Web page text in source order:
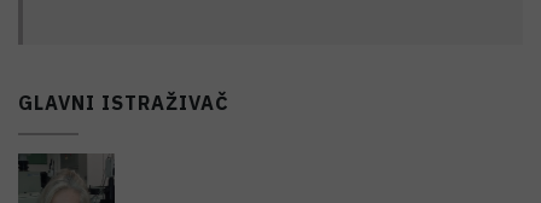
GLAVNI ISTRAŽIVAČ